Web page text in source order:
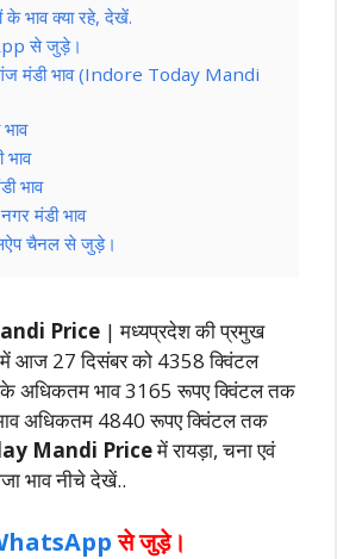
के भाव क्या रहे, देखें.
से जुड़े।
मंडी भाव (Indore Today Mandi
भाव
भाव
नगर मंडी भाव
चैनल से जुड़े।
Price | मध्यप्रदेश की प्रमुख
में आज 27 दिसंबर को 4358 क्विंटल
अधिकतम भाव 3165 रूपए क्विंटल तक
भाव अधिकतम 4840 रूपए क्विंटल तक
Mandi Priceमें रायड़ा, चना एवं
भाव नीचे देखें..
से जुड़े।